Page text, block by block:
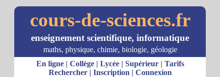
cours-de-sciences.fr
enseignement scientifique, informatique
maths, physique, chimie, biologie, géologie
En ligne| Collège| Lycée| Supérieur| Tarifs
Rechercher| Inscription | Connexion